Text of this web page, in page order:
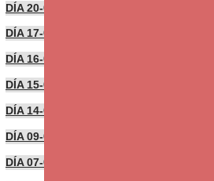
DÍA 20-09-2021
DÍA 17-09-2021
DÍA 16-09-2021
DÍA 15-09-2021
DÍA 14-09-2021
DÍA 09-09-2021
DÍA 07-09-2021